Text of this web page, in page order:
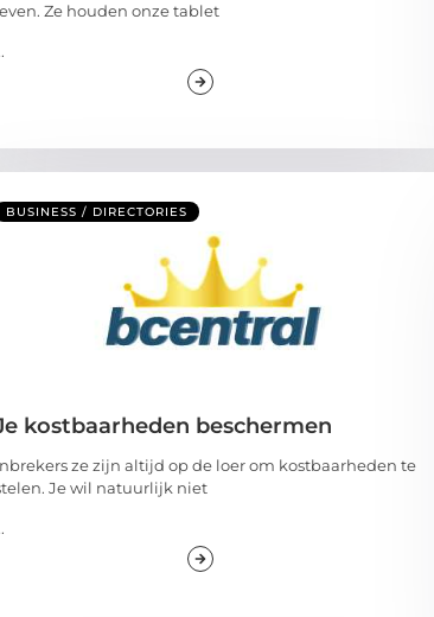
Ze houden onze tablet
BUSINESS / DIRECTORIES
kostbaarheden beschermen
ze zijn altijd op de loer om kostbaarheden te
Je wil natuurlijk niet